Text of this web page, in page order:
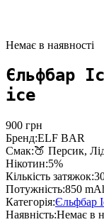
Немає в наявності
Єльфбар
ice
900 грн
Бренд:ELF BAR
Смак:🍑 Персик,
Нікотин:5%
Кількість затяжок:
Потужність:850
Категорія:Єльфбар
Наявність:Немає в